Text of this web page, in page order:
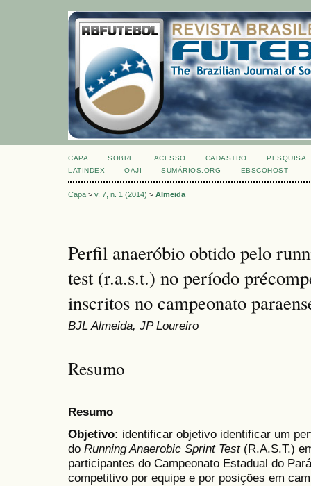
CAPA SOBRE ACESSO CADASTRO
PESQUISA
LATINDEX
OAJI SUMÁRIOS.ORG EBSCOHOST
Capa > v. 7, n. 1 (2014) > Almeida
Perfil anaeróbio obtido pelo
test (r.a.s.t.) no período
inscritos no campeonato
BJL Almeida, JP Loureiro
Resumo
Resumo
Objetivo: identificar objetivo identificar um
do Running Anaerobic Sprint Test (R.A.S.T.)
participantes do Campeonato Estadual do
competitivo por equipe e por posições em